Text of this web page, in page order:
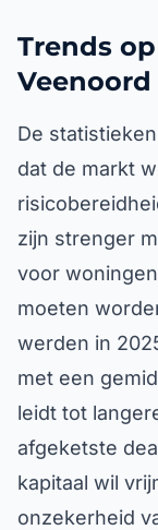
Trends
Veenoord
De
dat de markt
zijn strenger
voor
moeten
werden in
met een
leidt tot
afgeketste
kapitaal wil
onzekerheid